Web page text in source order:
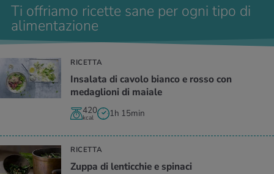
Ti offriamo ricette sane per ogni tipo di
alimentazione
RICETTA
Insalata di cavolo bianco e rosso con
medaglioni di maiale
420
kcal 1h 15min
RICETTA
Zuppa di lenticchie e spinaci